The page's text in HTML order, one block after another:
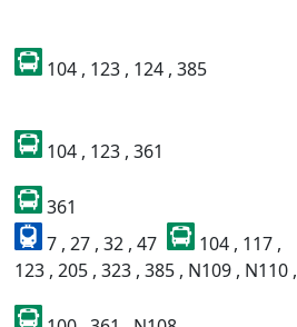
104 , 123 , 124 , 385
104 , 123 , 361
361
7 , 27 , 32 , 47
104 , 117 ,
123 , 205 , 323 , 385 , N109 , N110 ,